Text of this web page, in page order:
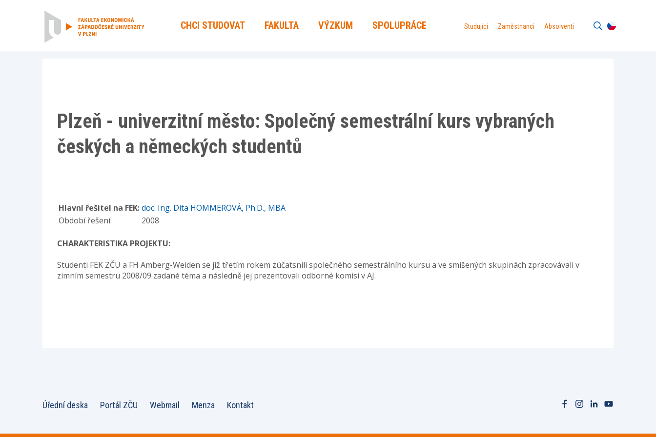
CHCI STUDOVAT FAKULTA VÝZKUM SPOLUPRÁCE Studující Zaměstnanci Absolventi
Plzeň - univerzitní město: Společný semestrální kurs vybraných
českých a německých studentů
Hlavní řešitel na FEK:doc. Ing. Dita HOMMEROVÁ, Ph.D., MBA
Období řešení:
2008
CHARAKTERISTIKA PROJEKTU:
Studenti FEK ZČU a FH Amberg-Weiden se již třetím rokem zúčatsnili společného semestrálního kursu a ve smíšených skupinách zpracovávali v
zimním semestru 2008/09 zadané téma a následně jej prezentovali odborné komisi v AJ.
Úřední deska Portál ZČU Webmail Menza Kontakt